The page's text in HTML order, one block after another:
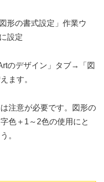
形の書式設定」作業ウ
設定
のデザイン」タブ→「図
ます。
注意が必要です。図形の
色＋1～2色の使用にと
。